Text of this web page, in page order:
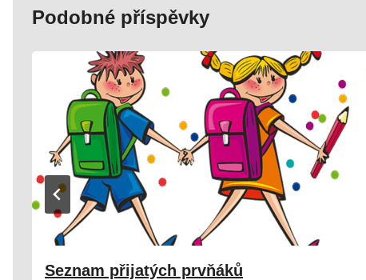
Podobné příspěvky
Seznam přijatých prvňáků